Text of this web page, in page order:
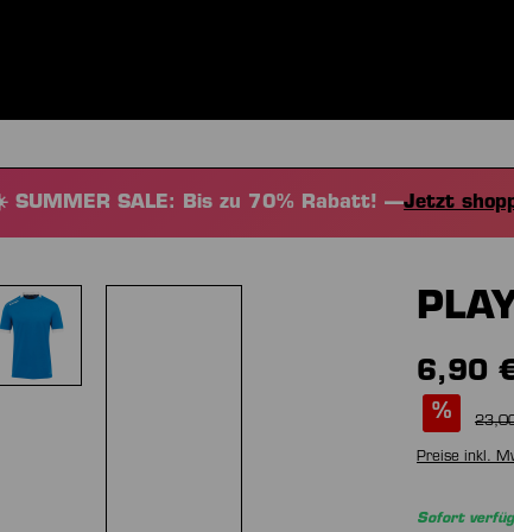
SUMMER SALE: Bis zu 70% Rabatt! —Jetzt
6,90
%
Preise inkl.
Sofort